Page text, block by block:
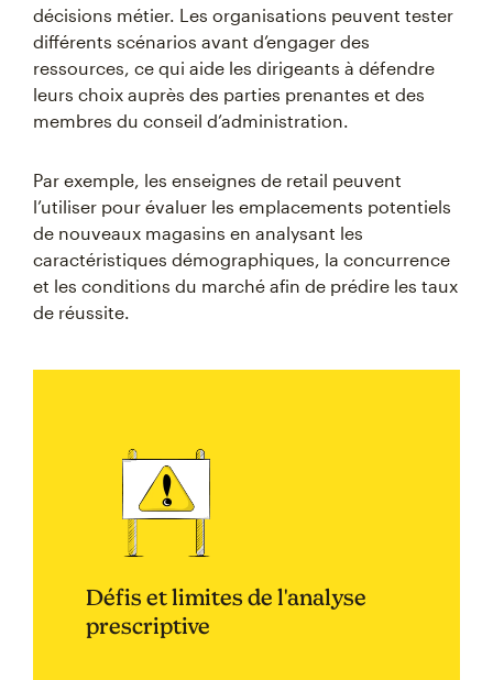
décisions métier. Les organisations peuvent tester
différents scénarios avant d’engager des
ressources, ce qui aide les dirigeants à défendre
leurs choix auprès des parties prenantes et des
membres du conseil d’administration.
Par exemple, les enseignes de retail peuvent
l’utiliser pour évaluer les emplacements potentiels
de nouveaux magasins en analysant les
caractéristiques démographiques, la concurrence
et les conditions du marché afin de prédire les taux
de réussite.
Défis et limites de l'analyse
prescriptive